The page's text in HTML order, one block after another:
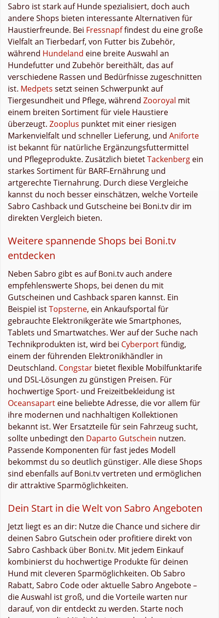
Sabro ist stark auf Hunde spezialisiert, doch auch
andere Shops bieten interessante Alternativen für
Haustierfreunde. Bei Fressnapffindest du eine große
Vielfalt an Tierbedarf, von Futter bis Zubehör,
während Hundeland eine breite Auswahl an
Hundefutter und Zubehör bereithält, das auf
verschiedene Rassen und Bedürfnisse zugeschnitten
ist. Medpets setzt seinen Schwerpunkt auf
Tiergesundheit und Pflege, während Zooroyal mit
einem breiten Sortiment für viele Haustiere
überzeugt. Zooplus punktet mit einer riesigen
Markenvielfalt und schneller Lieferung, und Aniforte
ist bekannt für natürliche Ergänzungsfuttermittel
und Pflegeprodukte. Zusätzlich bietetTackenberg ein
starkes Sortiment für BARF-Ernährung und
artgerechte Tiernahrung. Durch diese Vergleiche
kannst du noch besser einschätzen, welche Vorteile
Sabro Cashback und Gutscheine bei Boni.tv dir im
direkten Vergleich bieten.
Weitere spannende Shops bei Boni.tv
entdecken
Neben Sabro gibt es auf Boni.tv auch andere
empfehlenswerte Shops, bei denen du mit
Gutscheinen und Cashback sparen kannst. Ein
Beispiel istTopsterne, ein Ankaufsportal für
gebrauchte Elektronikgeräte wie Smartphones,
Tablets und Smartwatches. Wer auf der Suche nach
Technikprodukten ist, wird bei Cyberportfündig,
einem der führenden Elektronikhändler in
Deutschland. Congstar bietet flexible Mobilfunktarife
und DSL-Lösungen zu günstigen Preisen. Für
hochwertige Sport- und Freizeitbekleidung ist
Oceansapart eine beliebte Adresse, die vor allem für
ihre modernen und nachhaltigen Kollektionen
bekannt ist. Wer Ersatzteile für sein Fahrzeug sucht,
sollte unbedingt den Daparto Gutschein nutzen.
Passende Komponenten für fast jedes Modell
bekommst du so deutlich günstiger. Alle diese Shops
sind ebenfalls auf Boni.tv vertreten und ermöglichen
dir attraktive Sparmöglichkeiten.
Dein Start in die Welt von Sabro Angeboten
Jetzt liegt es an dir: Nutze die Chance und sichere dir
deinen Sabro Gutschein oder profitiere direkt von
Sabro Cashback über Boni.tv. Mit jedem Einkauf
kombinierst du hochwertige Produkte für deinen
Hund mit cleveren Sparmöglichkeiten. Ob Sabro
Rabatt, Sabro Code oder aktuelle Sabro Angebote –
die Auswahl ist groß, und die Vorteile warten nur
darauf, von dir entdeckt zu werden. Starte noch